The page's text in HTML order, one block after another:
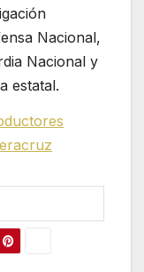
Nacional,
Nacional y
estatal.